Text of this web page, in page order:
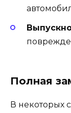
Полная
В некоторых